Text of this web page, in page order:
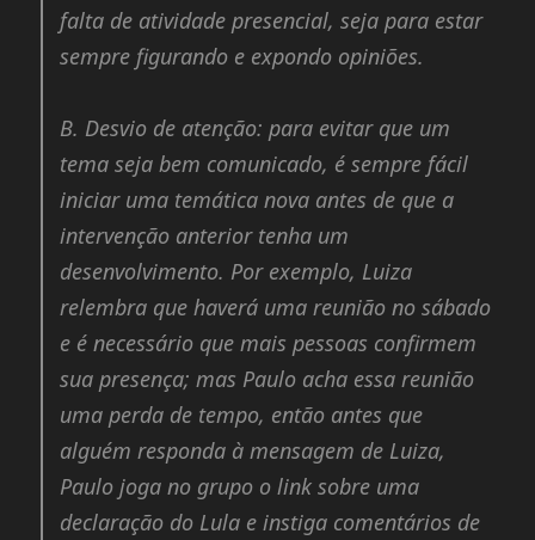
falta de atividade presencial, seja para estar
sempre figurando e expondo opiniões.
B. Desvio de atenção: para evitar que um
tema seja bem comunicado, é sempre fácil
iniciar uma temática nova antes de que a
intervenção anterior tenha um
desenvolvimento. Por exemplo, Luiza
relembra que haverá uma reunião no sábado
e é necessário que mais pessoas confirmem
sua presença; mas Paulo acha essa reunião
uma perda de tempo, então antes que
alguém responda à mensagem de Luiza,
Paulo joga no grupo o link sobre uma
declaração do Lula e instiga comentários de